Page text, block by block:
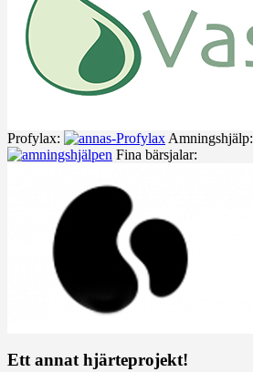
Profylax:
Amningshjälp:
Fina bärsjalar:
Ett annat hjärteprojekt!